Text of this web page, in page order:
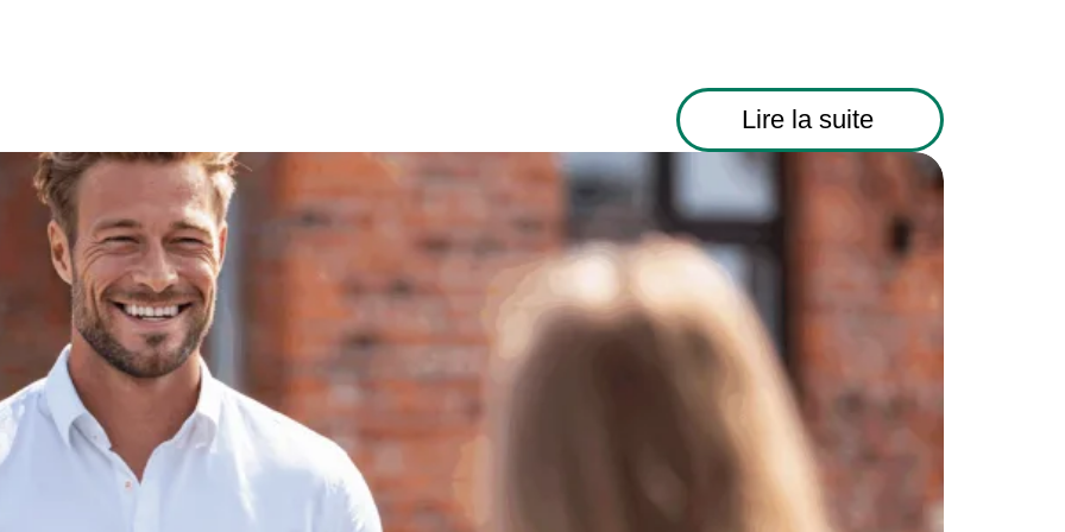
Lire la suite